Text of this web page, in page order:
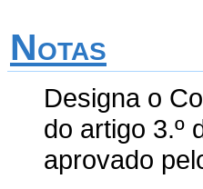
Notas
Designa o
do artigo 3.º
aprovado